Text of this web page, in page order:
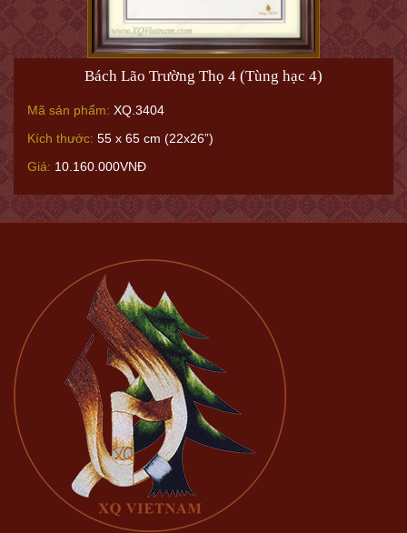
Bách Lão Trường Thọ 4 (Tùng hạc 4)
Mã sản phẩm: XQ.3404
Kích thước: 55 x 65 cm (22x26”)
Giá: 10.160.000VNĐ